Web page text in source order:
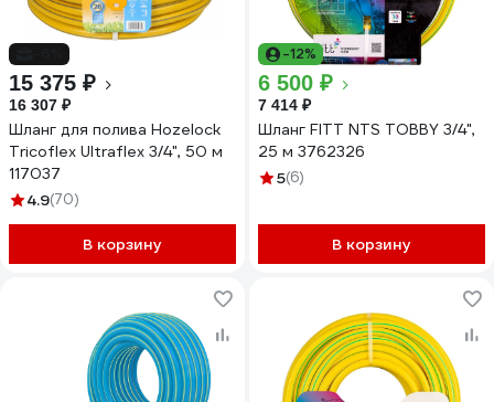
15 375 ₽
16 307 ₽
Шланг для полива Hozelock
Tricoflex Ultraflex 3/4", 50 м
117037
4.9(70)
В корзину
-12%
6 500 ₽
7 414 ₽
Шланг FITT NTS TOBBY 3/4",
25 м 3762326
5(6)
В корзину